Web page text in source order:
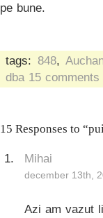
pe bune.
tags: 848,
dba 15 comments
15 Responses to
Mihai
december 13th,
Azi am vazut